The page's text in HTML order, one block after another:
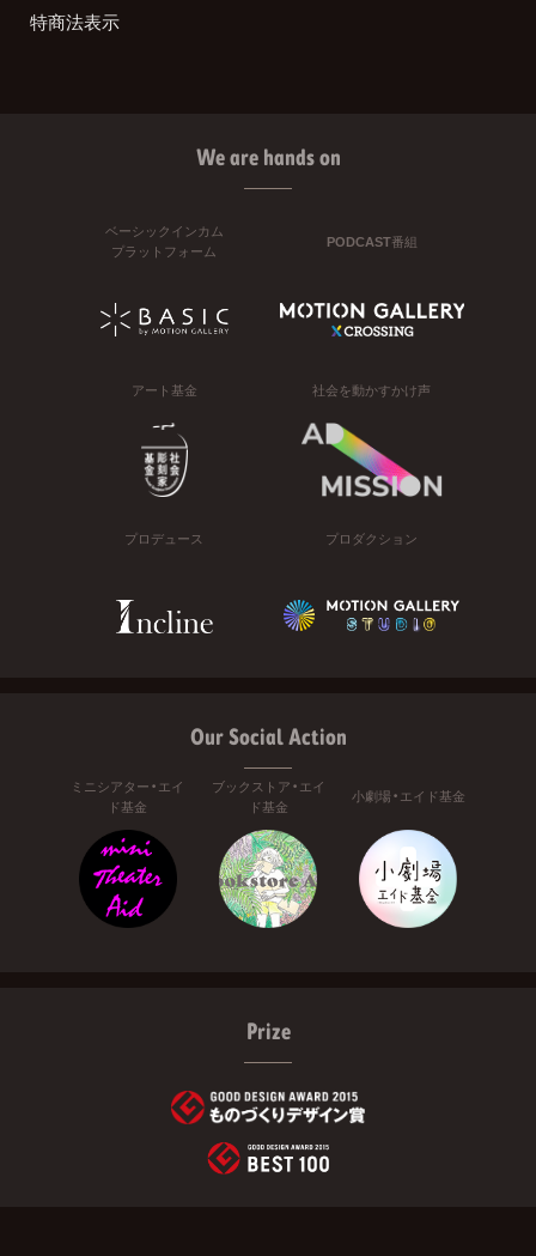
特商法表示
We are hands on
ベーシックインカム
プラットフォーム
PODCAST番組
アート基金 社会を動かすかけ声
プロデュース プロダクション
Our Social Action
ミニシアター・エイ
ド基金
ブックストア・エイ
ド基金
小劇場・エイド基金
Prize